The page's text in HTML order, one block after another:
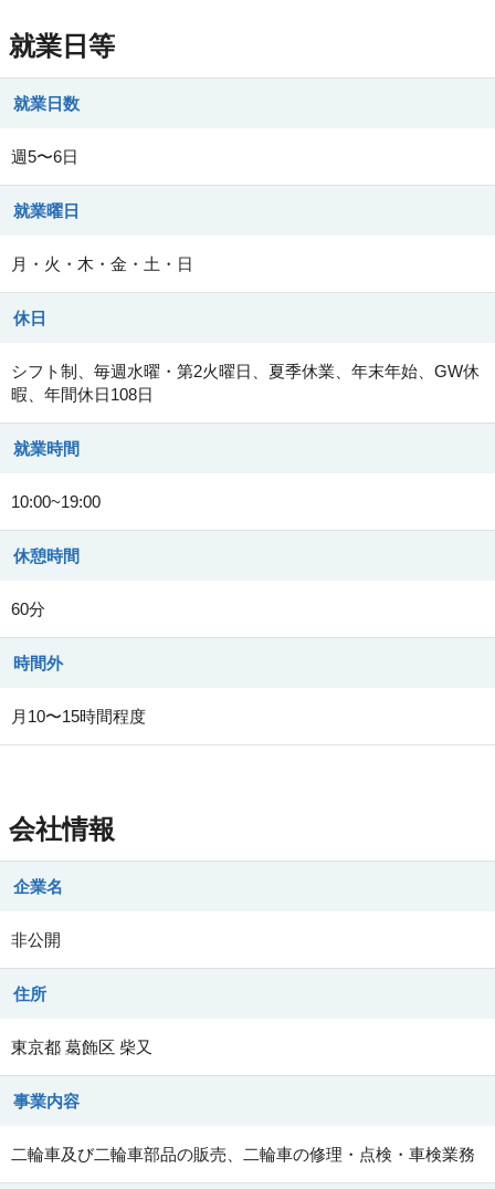
就業日等
就業日数
週5〜6日
就業曜日
月・火・木・金・土・日
休日
シフト制、毎週水曜・第2火曜日、夏季休業、年末年始、GW休
暇、年間休日108日
就業時間
10:00~19:00
休憩時間
60分
時間外
月10〜15時間程度
会社情報
企業名
非公開
住所
東京都 葛飾区 柴又
事業内容
二輪車及び二輪車部品の販売、二輪車の修理・点検・車検業務